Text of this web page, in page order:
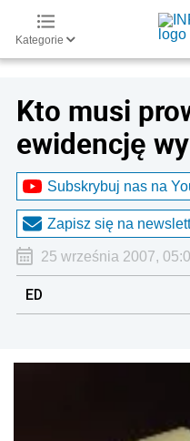
Kategorie
Kto musi
ewidencję
Subskrybuj nas na
Zapisz się na
25 września 2007,
ED